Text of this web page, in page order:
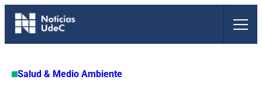
Saltar
Salud & Medio Ambiente